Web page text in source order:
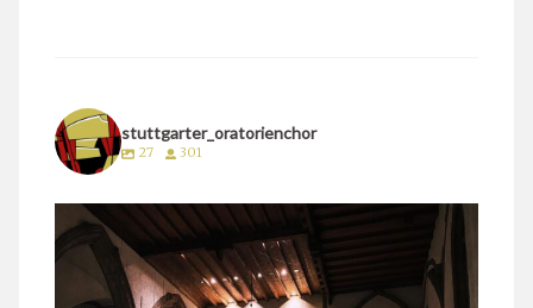
stuttgarter_oratorienchor
27 301
stuttgarter_oratorienchor
März 24